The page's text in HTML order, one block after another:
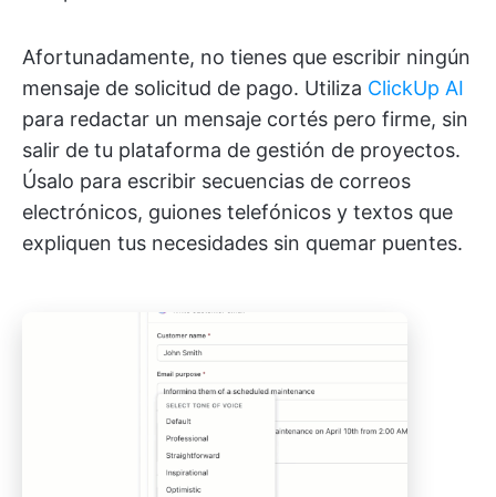
Afortunadamente, no tienes que escribir ningún
mensaje de solicitud de pago. Utiliza ClickUp AI
para redactar un mensaje cortés pero firme, sin
salir de tu plataforma de gestión de proyectos.
Úsalo para escribir secuencias de correos
electrónicos, guiones telefónicos y textos que
expliquen tus necesidades sin quemar puentes.